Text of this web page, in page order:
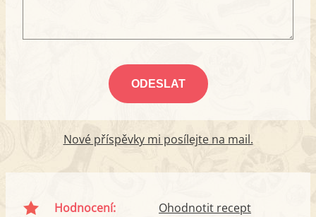
Nové příspěvky mi posílejte na mail.
Hodnocení: Ohodnotit recept